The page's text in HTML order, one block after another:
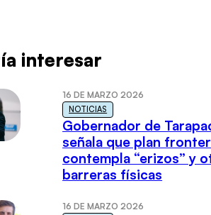
interesar
16 DE MARZO 2026
NOTICIAS
Gobernador de
señala que plan
contempla “erizos” y
barreras físicas
16 DE MARZO 2026